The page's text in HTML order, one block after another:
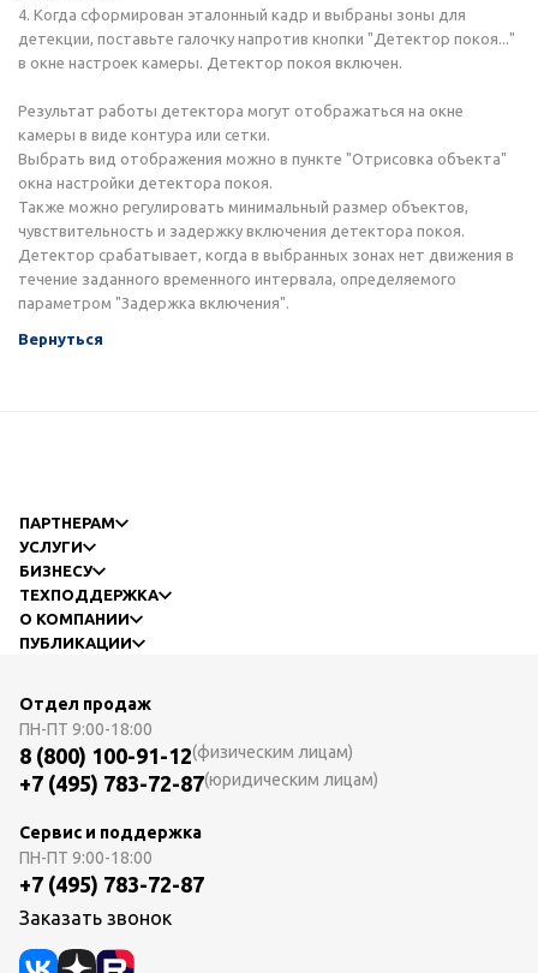
4. Когда сформирован эталонный кадр и выбраны зоны для
детекции, поставьте галочку напротив кнопки "Детектор покоя..."
в окне настроек камеры. Детектор покоя включен.
Результат работы детектора могут отображаться на окне
камеры в виде контура или сетки.
Выбрать вид отображения можно в пункте "Отрисовка объекта"
окна настройки детектора покоя.
Также можно регулировать минимальный размер объектов,
чувствительность и задержку включения детектора покоя.
Детектор срабатывает, когда в выбранных зонах нет движения в
течение заданного временного интервала, определяемого
параметром "Задержка включения".
Вернуться
ПАРТНЕРАМ
УСЛУГИ
БИЗНЕСУ
ТЕХПОДДЕРЖКА
О КОМПАНИИ
ПУБЛИКАЦИИ
Отдел продаж
ПН-ПТ 9:00-18:00
8 (800) 100-91-12(физическим лицам)
+7 (495) 783-72-87(юридическим лицам)
Сервис и поддержка
ПН-ПТ 9:00-18:00
+7 (495) 783-72-87
Заказать звонок